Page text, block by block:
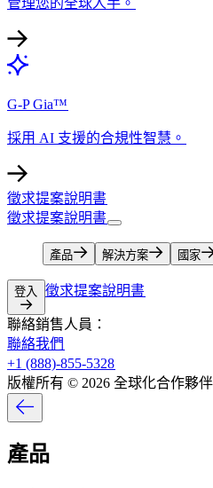
管理您的全球人手。​​
G-P Gia™​​
採用 AI 支援的合規性智慧。​​
徵求提案說明書​​
徵求提案說明書​​
產品​​ 解決方案​​ 國家​​
登入​​ 徵求提案說明書​​
聯絡銷售人員：​​
聯絡我們​​
+1 (888)-855-5328​​
版權所有 © 2026 全球化合作夥
產品​​